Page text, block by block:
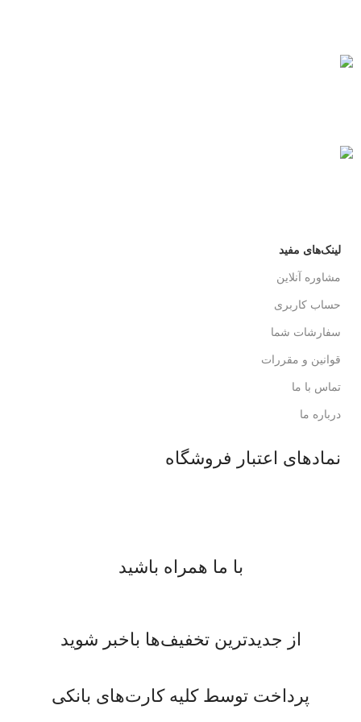
لینک‌های مفید
مشاوره آنلاین
حساب کاربری
سفارشات شما
قوانین و مقررات
تماس با ما
درباره ما
نمادهای اعتبار فروشگاه
با ما همراه باشید
از جدیدترین تخفیف‌ها باخبر شوید
پرداخت توسط کلیه کارت‌های بانکی